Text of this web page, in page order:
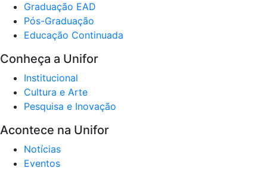
Graduação EAD
Pós-Graduação
Educação Continuada
Conheça a Unifor
Institucional
Cultura e Arte
Pesquisa e Inovação
Acontece na Unifor
Notícias
Eventos